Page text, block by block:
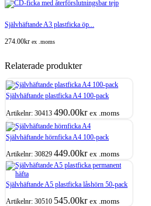
Självhäftande A3 plastficka öp...
274.00kr ex .moms
Relaterade produkter
Självhäftande plastficka A4 100-pack
Artikelnr: 30413 490.00kr ex .moms
Självhäftande hörnficka A4 100-pack
Artikelnr: 30829 449.00kr ex .moms
Självhäftande A5 plastficka låshörn 50-pack
Artikelnr: 30510 545.00kr ex .moms